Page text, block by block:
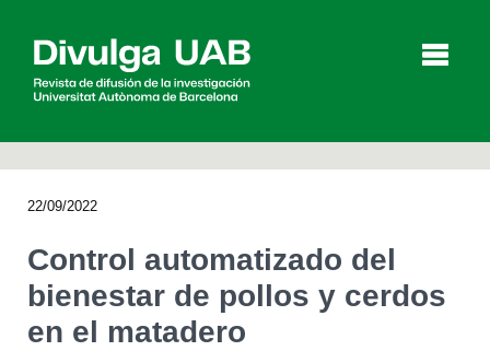
Agenda
22/09/2022
Control automatizado del
bienestar de pollos y cerdos
en el matadero